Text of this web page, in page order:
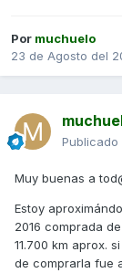
Por muchuelo
23 de Agosto del
Publicado
Muy buenas a
Estoy
2016 comprada
11.700 km aprox.
de comprarla fue